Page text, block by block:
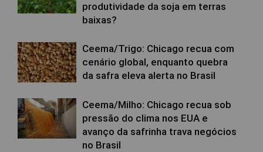
produtividade da soja em terras
baixas?
Ceema/Trigo: Chicago recua com
cenário global, enquanto quebra
da safra eleva alerta no Brasil
Ceema/Milho: Chicago recua sob
pressão do clima nos EUA e
avanço da safrinha trava negócios
no Brasil